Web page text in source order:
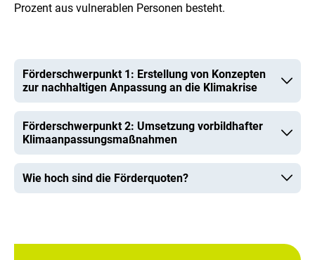
Prozent aus vulnerablen Personen besteht.
Förderschwerpunkt 1: Erstellung von Konzepten
zur nachhaltigen Anpassung an die Klimakrise
Förderschwerpunkt 2: Umsetzung vorbildhafter
Klimaanpassungsmaßnahmen
Wie hoch sind die Förderquoten?